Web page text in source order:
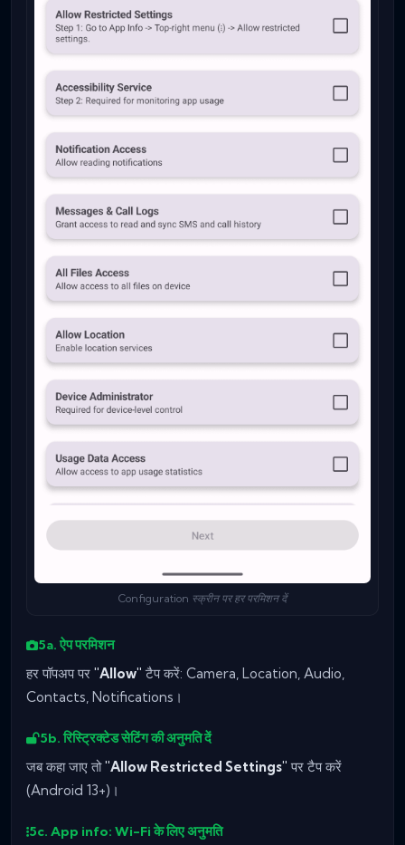
Configuration स्क्रीन पर हर परमिशन दें
5a. ऐप परमिशन
हर पॉपअप पर "Allow" टैप करें: Camera, Location, Audio,
Contacts, Notifications।
5b. रिस्ट्रिक्टेड सेटिंग की अनुमति दें
जब कहा जाए तो"Allow Restricted Settings" पर टैप करें
(Android 13+)।
5c. App info: Wi-Fi के लिए अनुमति